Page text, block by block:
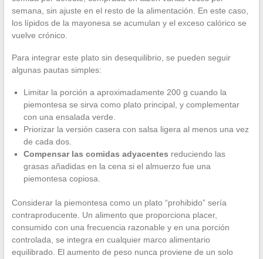
semana, sin ajuste en el resto de la alimentación. En este caso,
los lípidos de la mayonesa se acumulan y el exceso calórico se
vuelve crónico.
Para integrar este plato sin desequilibrio, se pueden seguir
algunas pautas simples:
Limitar la porción a aproximadamente 200 g cuando la
piemontesa se sirva como plato principal, y complementar
con una ensalada verde.
Priorizar la versión casera con salsa ligera al menos una vez
de cada dos.
Compensar las comidas adyacentes reduciendo las
grasas añadidas en la cena si el almuerzo fue una
piemontesa copiosa.
Considerar la piemontesa como un plato “prohibido” sería
contraproducente. Un alimento que proporciona placer,
consumido con una frecuencia razonable y en una porción
controlada, se integra en cualquier marco alimentario
equilibrado. El aumento de peso nunca proviene de un solo